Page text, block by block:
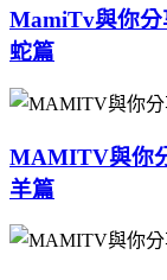
MamiTv與你分
蛇篇
MAMITV與你
羊篇